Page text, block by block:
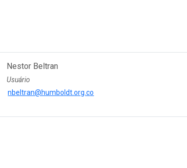
Nestor Beltran
Usuário
nbeltran@humboldt.org.co